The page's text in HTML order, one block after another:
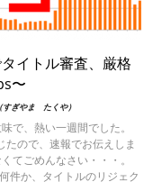
イトル審査、厳格
〜
ぎやま たくや）
で、熱い一週間でした。
ので、速報でお伝えしま
てごめんなさい・・・。
件か、タイトルのリジェク